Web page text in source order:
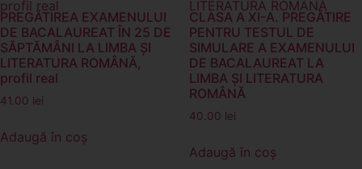
PREGĂTIREA EXAMENULUI
DE BACALAUREAT ÎN 25 DE
SĂPTĂMÂNI LA LIMBA ȘI
LITERATURA ROMÂNĂ,
profil real
41.00 lei
Adaugă în coș
CLASA A XI-A. PREGĂTIRE
PENTRU TESTUL DE
SIMULARE A EXAMENULUI
DE BACALAUREAT LA
LIMBA ȘI LITERATURA
ROMÂNĂ
40.00 lei
Adaugă în coș